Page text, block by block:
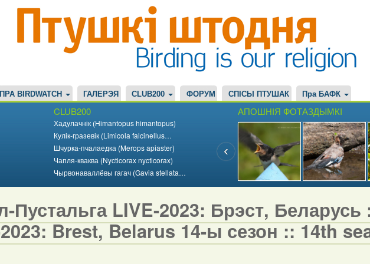
ПРА BIRDWATCH ГАЛЕРЭЯ CLUB200 ФОРУМ СПІСЫ ПТУШАК Пра БАФК
CLUB200
Хадулачнік (Himantopus himantopus)
Кулік-гразевік (Limicola falcinellus…
Шчурка-пчалаедка (Merops apiaster)
Чапля-кваква (Nycticorax nycticorax)
Чырвонаваллёвы гагач (Gavia stellata…
АПОШНІЯ ФОТАЗДЫМКІ
Пустальга LIVE-2023: Брэст,
Brest, Belarus 14-ы сезон :: 14th